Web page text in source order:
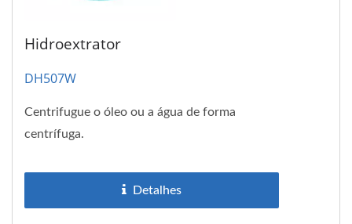
Hidroextrator
DH507W
Centrifugue o óleo ou a água de forma
centrífuga.
Detalhes